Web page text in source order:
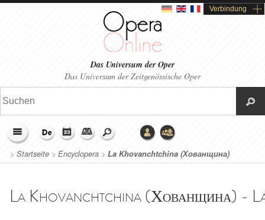
Verbindung
Das Universum der Oper
Das Universum der Zeitgenössische Oper
> Startseite > Encyclopera > La Khovanchtchina (Хованщина)
La Khovanchtchina (Хованщина) -